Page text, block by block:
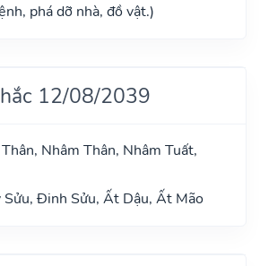
phá dỡ nhà, đồ vật.)
12/08/2039
Nhâm Thân, Nhâm Tuất,
Sửu, Đinh Sửu, Ất Dậu, Ất Mão